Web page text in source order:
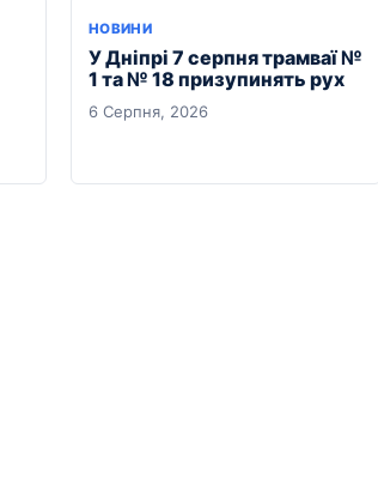
НОВИНИ
У Дніпрі 7 серпня трамваї №
1 та № 18 призупинять рух
6 Серпня, 2026